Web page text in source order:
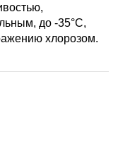
до -35°C,
хлорозом.